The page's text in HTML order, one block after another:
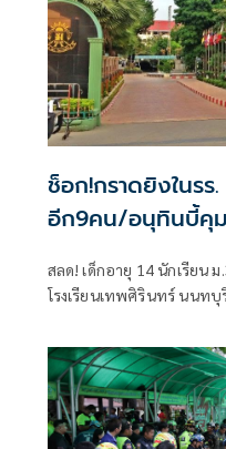
ช็อก!กราดยิงในร
อีก9คน/อนุทินบี้คุม
สลด! เด็กอายุ 14 นักเรียน
โรงเรียนเทพศิรินทร์ นนทบุรี "ครู-นักเรียน" เสียชีวิต 6 ราย และ